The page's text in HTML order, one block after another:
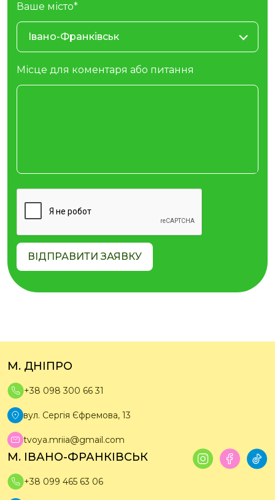
Ваше місто*
Івано-Франківськ
Місце для коментаря або питання
ВІДПРАВИТИ ЗАЯВКУ
М. ДНІПРО
+38 098 300 66 31
вул. Сергія Єфремова, 13
tvoya.mriia@gmail.com
М. ІВАНО-ФРАНКІВСЬК
+38 099 465 63 06